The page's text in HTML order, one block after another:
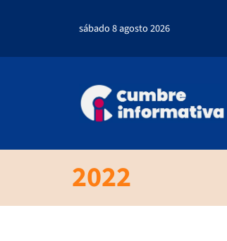
sábado 8 agosto 2026
2022